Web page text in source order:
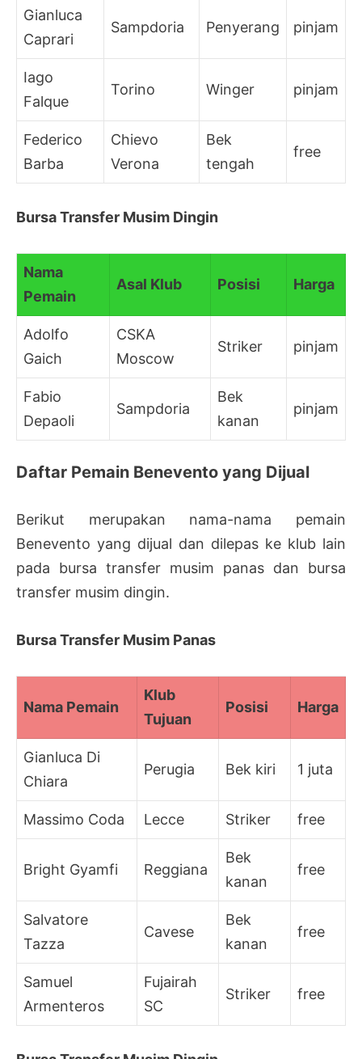
Gianluca
Caprari
Sampdoria Penyerang pinjam
Iago
Falque
Torino Winger pinjam
Federico
Barba
Chievo
Verona
Bek
tengah
free
Bursa Transfer Musim Dingin
Nama
Pemain
Asal Klub Posisi Harga
Adolfo
Gaich
CSKA
Moscow
Striker pinjam
Fabio
Depaoli
Sampdoria
Bek
kanan
pinjam
Daftar Pemain Benevento yang Dijual
Berikut merupakan nama-nama pemain
Benevento yang dijual dan dilepas ke klub lain
pada bursa transfer musim panas dan bursa
transfer musim dingin.
Bursa Transfer Musim Panas
Nama Pemain
Klub
Tujuan
Posisi Harga
Gianluca Di
Chiara
Perugia Bek kiri 1 juta
Massimo Coda Lecce Striker free
Bright Gyamfi Reggiana
Bek
kanan
free
Salvatore
Tazza
Cavese
Bek
kanan
free
Samuel
Armenteros
Fujairah
SC
Striker free